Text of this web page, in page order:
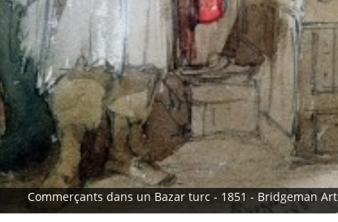
Commerçants dans un Bazar turc - 1851 - Bridgeman Art